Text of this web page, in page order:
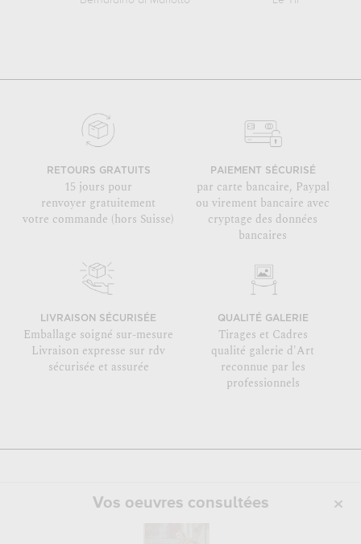
RETOURS GRATUITS
15 jours pour
renvoyer gratuitement
votre commande (hors Suisse)
PAIEMENT SÉCURISÉ
par carte bancaire, Paypal
ou virement bancaire avec
cryptage des données
bancaires
LIVRAISON SÉCURISÉE
Emballage soigné sur-mesure
Livraison expresse sur rdv
sécurisée et assurée
QUALITÉ GALERIE
Tirages et Cadres
qualité galerie d'Art
reconnue par les
professionnels
Vos oeuvres consultées